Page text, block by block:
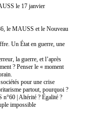
le 17 janvier
le MAUSS et le Nouveau
Un État en guerre, une
la guerre, et l’après
? Penser le « moment
pour une crise
partout, pourquoi ?
| Altérité ? Égalité ?
impossible